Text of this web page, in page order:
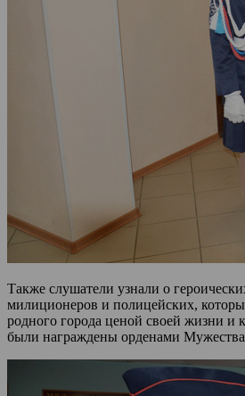
Также слушатели узнали о
милиционеров и полицейских,
родного города ценой своей жизни и
были награждены орденами